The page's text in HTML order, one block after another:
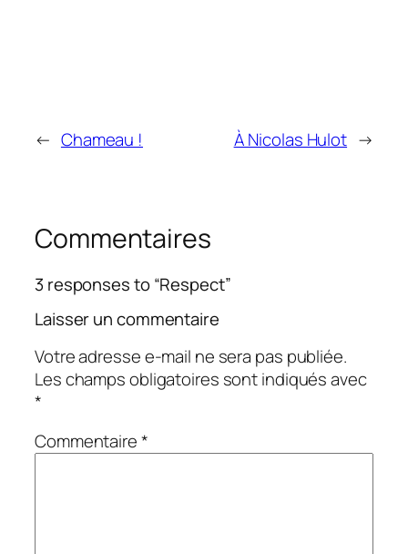
← Chameau ! À Nicolas Hulot →
Commentaires
3 responses to “Respect”
Laisser un commentaire
Votre adresse e-mail ne sera pas publiée.
Les champs obligatoires sont indiqués avec
*
Commentaire*